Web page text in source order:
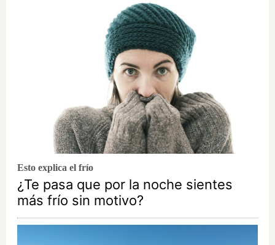
Esto explica el frío
¿Te pasa que por la noche sientes
más frío sin motivo?